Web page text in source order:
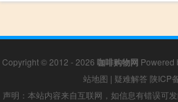
Copyright © 2012 - 2026 咖啡购物网 Powered
站地图 | 疑难解答 陕ICP
声明：本站内容来自互联网，如信息有错误可